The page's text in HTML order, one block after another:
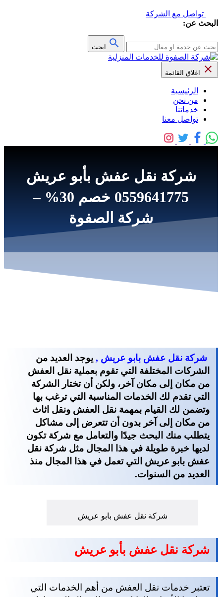
تواصل مع الشركة
البحث عن:
ابحث
اغلاق القائمة
الرئيسية
من نحن
خدماتنا
تواصل معنا
شركة نقل عفش بأبو عريش
0559641775 خصم 30% –
شركة الصفوة
شركة نقل عفش بابو عريش , يوجد العديد من
الشركات المختلفة التي تقوم بعملية نقل العفش
من مكان إلى مكان آخر، ولكن أن تختار الشركة
التي تقدم لك الخدمات المناسبة التي ترغب بها
وتضمن لك القيام بمهمة نقل العفش ونقل اثاث
من مكان إلى آخر بدون أن تتعرض إلى مشاكل
يتطلب منك البحث جيدًا والتعامل مع شركة تكون
لديها خبرة طويلة في هذا المجال مثل شركة نقل
عفش بابو عريش التي تعمل في هذا المجال منذ
العديد من السنوات.
شركة نقل عفش بابو عريش
شركة نقل عفش بأبو عريش
تعتبر خدمات نقل العفش من أهم الخدمات التي